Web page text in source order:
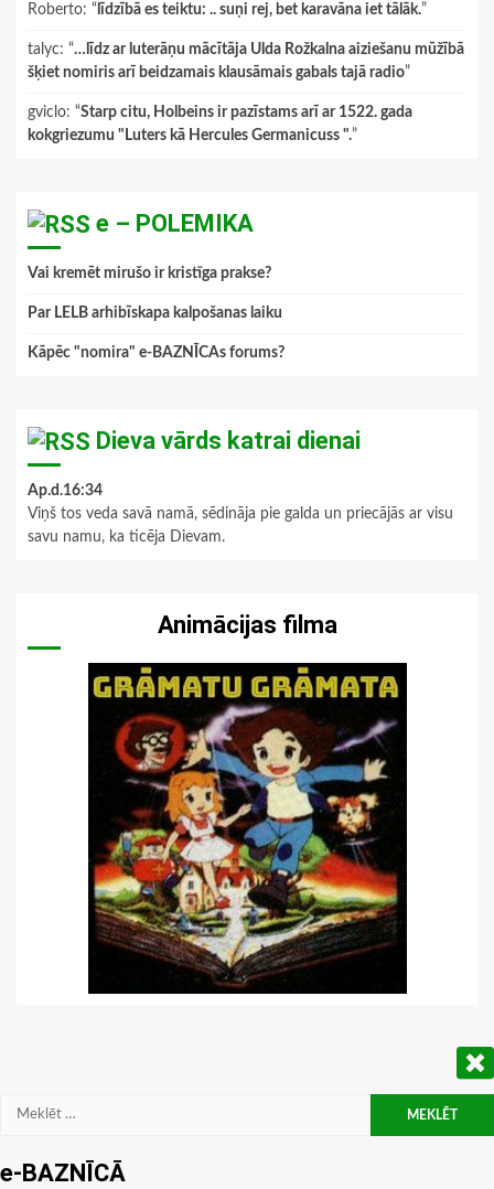
Roberto: “ līdzībā es teiktu: .. suņi rej, bet karavāna iet tālāk.”
talyc: “…līdz ar luterāņu mācītāja Ulda Rožkalna aiziešanu mūžībā
šķiet nomiris arī beidzamais klausāmais gabals tajā radio”
gviclo: “Starp citu, Holbeins ir pazīstams arī ar 1522. gada
kokgriezumu "Luters kā Hercules Germanicuss ".”
e – POLEMIKA
Vai kremēt mirušo ir kristīga prakse?
Par LELB arhibīskapa kalpošanas laiku
Kāpēc "nomira" e-BAZNĪCAs forums?
Dieva vārds katrai dienai
Ap.d.16:34
Viņš tos veda savā namā, sēdināja pie galda un priecājās ar visu
savu namu, ka ticēja Dievam.
Animācijas filma
Meklēt:
e-BAZNĪCĀ